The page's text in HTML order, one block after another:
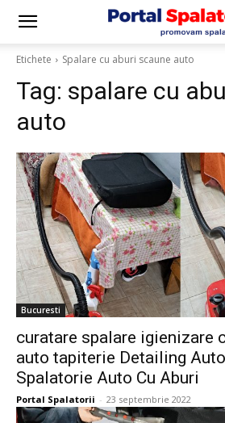
Etichete Spalare cu aburi scaune auto
Tag: spalare cu
auto
Bucuresti
curatare spalare igienizare
auto tapiterie Detailing
Spalatorie Auto Cu Aburi
Portal Spalatorii - 23 septembrie 2022